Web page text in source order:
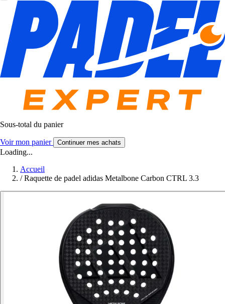
Sous-total du panier
Voir mon panier Continuer mes achats
Loading...
Accueil
/ Raquette de padel adidas Metalbone Carbon CTRL 3.3